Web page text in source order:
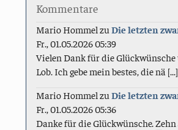
Kommentare
Mario Hommel zuDie letzten
Fr., 01.05.2026 05:39
Vielen Dank für die Glückwünsche
Lob. Ich gebe mein bestes, die nä [...]
Mario Hommel zuDie letzten
Fr., 01.05.2026 05:36
Danke für die Glückwünsche.